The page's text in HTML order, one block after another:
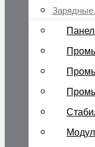
Зарядные